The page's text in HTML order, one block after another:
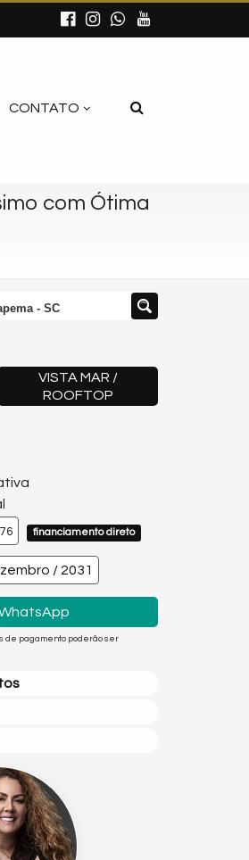
CONTATO
com Ótima
- SC
VISTA MAR /
ROOFTOP
76 financiamento direto
/ 2031
de pagamento poderão ser